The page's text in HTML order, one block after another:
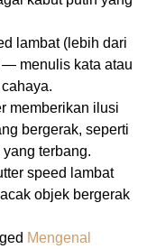
lambat (lebih dari
— menulis kata atau
memberikan ilusi
bergerak, seperti
terbang.
speed lambat
objek bergerak
Mengenal